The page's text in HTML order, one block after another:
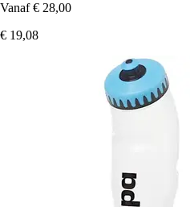
Vanaf € 28,00
€ 19,08